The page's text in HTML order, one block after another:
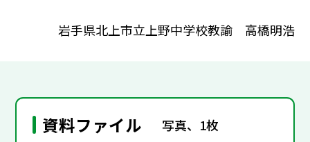
岩手県北上市立上野中学校教諭 高橋明浩
資料ファイル 写真、1枚